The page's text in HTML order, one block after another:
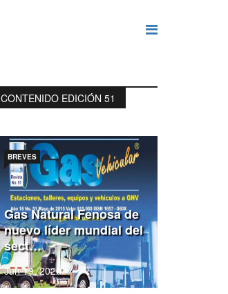
CONTENIDO EDICIÓN 51
Gas Natural Fenosa de
nuevo líder mundial del
sect…
Jun 19, 2020
BREVES